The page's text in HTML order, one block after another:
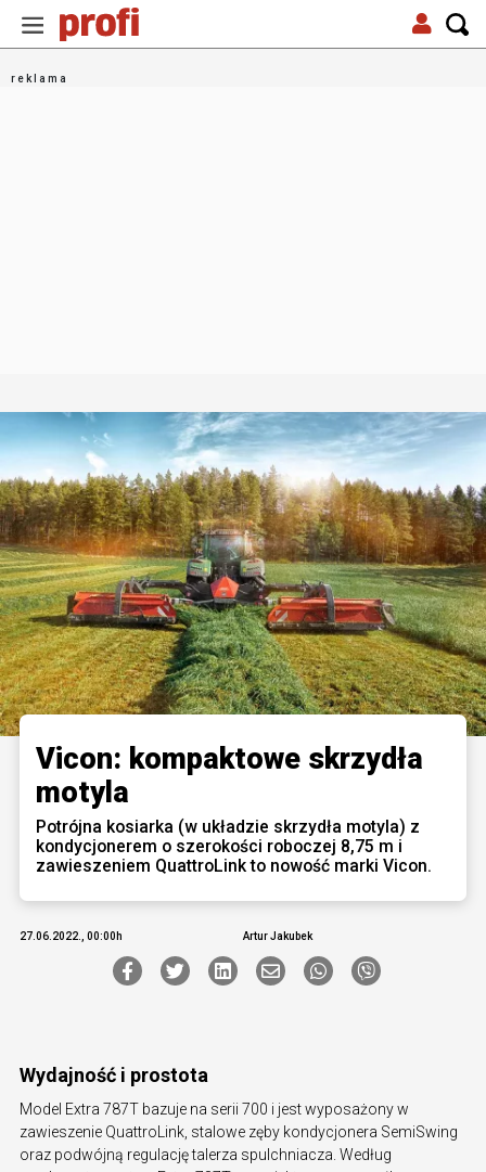
Vicon: kompaktowe skrzydła
motyla
Potrójna kosiarka (w układzie skrzydła motyla) z
kondycjonerem o szerokości roboczej 8,75 m i
zawieszeniem QuattroLink to nowość marki Vicon.
27.06.2022., 00:00h Artur Jakubek
Wydajność i prostota
Model Extra 787T bazuje na serii 700 i jest wyposażony w
zawieszenie QuattroLink, stalowe zęby kondycjonera SemiSwing
oraz podwójną regulację talerza spulchniacza. Według